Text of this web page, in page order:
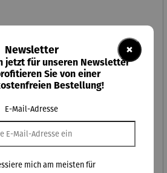
×
Newsletter
jetzt für unseren Newsletter
Sie von einer
Bestellung!
E-Mail-Adresse
mich am meisten für